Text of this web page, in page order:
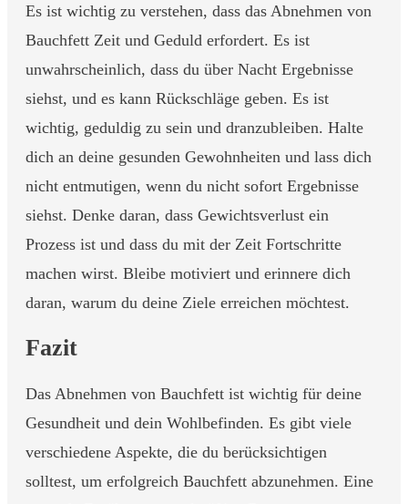
Es ist wichtig zu verstehen, dass das Abnehmen von
Bauchfett Zeit und Geduld erfordert. Es ist
unwahrscheinlich, dass du über Nacht Ergebnisse
siehst, und es kann Rückschläge geben. Es ist
wichtig, geduldig zu sein und dranzubleiben. Halte
dich an deine gesunden Gewohnheiten und lass dich
nicht entmutigen, wenn du nicht sofort Ergebnisse
siehst. Denke daran, dass Gewichtsverlust ein
Prozess ist und dass du mit der Zeit Fortschritte
machen wirst. Bleibe motiviert und erinnere dich
daran, warum du deine Ziele erreichen möchtest.
Fazit
Das Abnehmen von Bauchfett ist wichtig für deine
Gesundheit und dein Wohlbefinden. Es gibt viele
verschiedene Aspekte, die du berücksichtigen
solltest, um erfolgreich Bauchfett abzunehmen. Eine